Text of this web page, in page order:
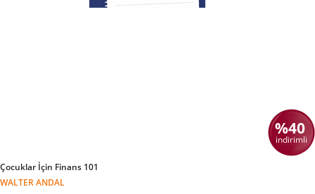
%40
indirimli
Çocuklar İçin Finans 101
WALTER ANDAL